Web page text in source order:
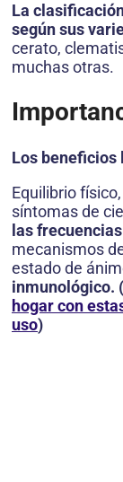
La
según sus
cerato,
muchas otras.
Los beneficios
Equilibrio
síntomas de
las
mecanismos
estado de
inmunológico.
hogar con
uso)